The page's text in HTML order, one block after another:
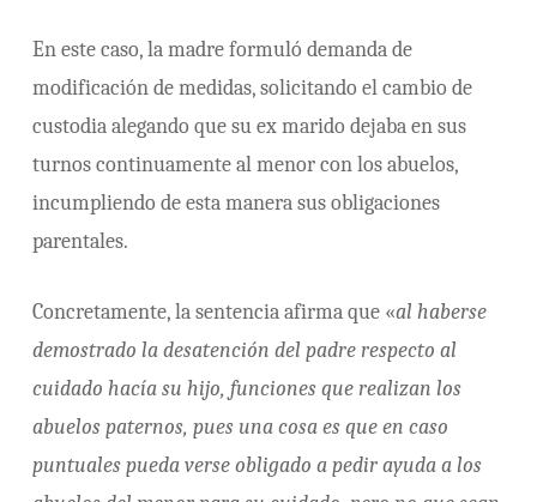
En este caso, la madre formuló demanda de
modificación de medidas, solicitando el cambio de
custodia alegando que su ex marido dejaba en sus
turnos continuamente al menor con los abuelos,
incumpliendo de esta manera sus obligaciones
parentales.
Concretamente, la sentencia afirma que «al haberse
demostrado la desatención del padre respecto al
cuidado hacía su hijo, funciones que realizan los
abuelos paternos, pues una cosa es que en caso
puntuales pueda verse obligado a pedir ayuda a los